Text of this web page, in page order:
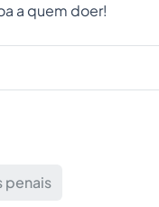
a quem doer!
penais